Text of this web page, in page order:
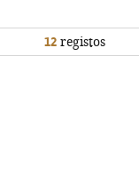
12registos